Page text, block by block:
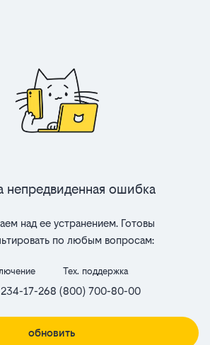
непредвиденная ошибка
над ее устранением. Готовы
по любым вопросам:
17-26
Тех. поддержка
8 (800) 700-80-00
обновить